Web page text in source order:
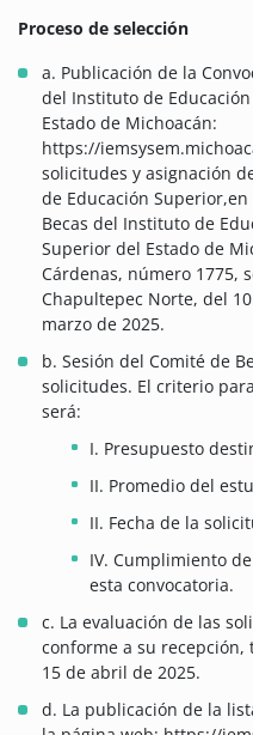
Proceso de selección
a. Publicación de la
del Instituto de
Estado de Michoacán:
https://
solicitudes y asignación
de Educación
Becas del Instituto de
Superior del Estado de
Cárdenas, número 1775,
Chapultepec Norte, del
marzo de 2025.
b. Sesión del Comité de
solicitudes. El criterio
será:
I. Presupuesto
II. Promedio del
II. Fecha de la
IV. Cumplimiento
esta convocatoria.
c. La evaluación de las
conforme a su
15 de abril de 2025.
d. La publicación de la